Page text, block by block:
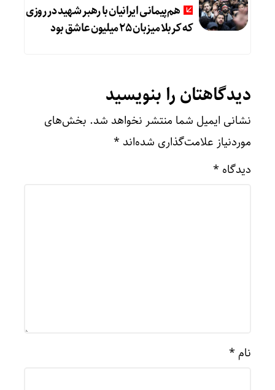
هم‌پیمانی ایرانیان با رهبر شهید در روزی
که کربلا میزبان ۲۵ میلیون عاشق بود
دیدگاهتان را بنویسید
نشانی ایمیل شما منتشر نخواهد شد. بخش‌های
موردنیاز علامت‌گذاری شده‌اند *
دیدگاه *
نام *